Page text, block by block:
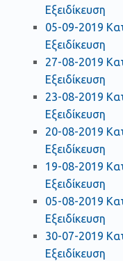
Εξειδίκευση
05-09-2019
Εξειδίκευση
27-08-2019
Εξειδίκευση
23-08-2019
Εξειδίκευση
20-08-2019
Εξειδίκευση
19-08-2019
Εξειδίκευση
05-08-2019
Εξειδίκευση
30-07-2019
Εξειδίκευση